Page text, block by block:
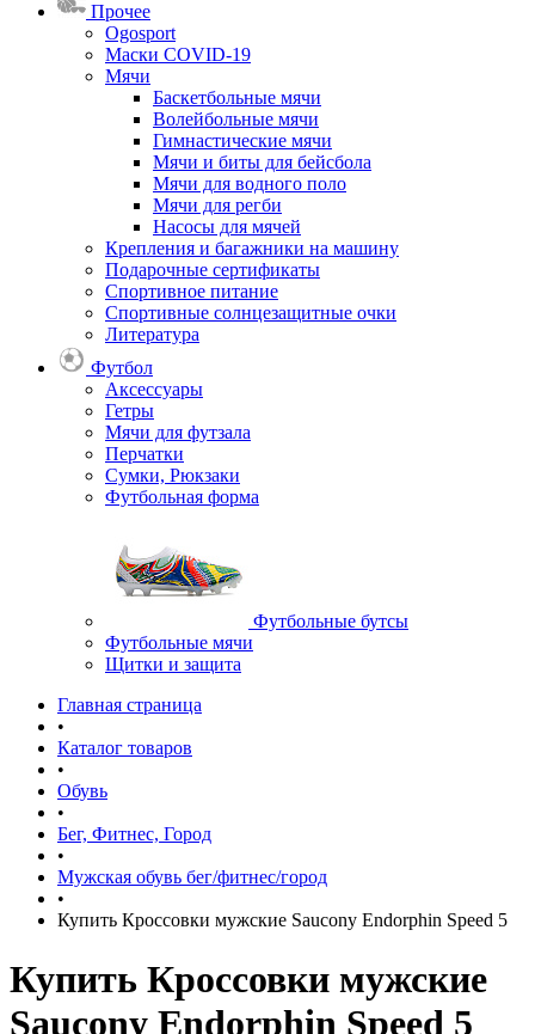
Прочее
Ogosport
Маски COVID-19
Мячи
Баскетбольные мячи
Волейбольные мячи
Гимнастические мячи
Мячи и биты для бейсбола
Мячи для водного поло
Мячи для регби
Насосы для мячей
Крепления и багажники на машину
Подарочные сертификаты
Спортивное питание
Спортивные солнцезащитные очки
Литература
Футбол
Аксессуары
Гетры
Мячи для футзала
Перчатки
Сумки, Рюкзаки
Футбольная форма
Футбольные бутсы
Футбольные мячи
Щитки и защита
Главная страница
•
Каталог товаров
•
Обувь
•
Бег, Фитнес, Город
•
Мужская обувь бег/фитнес/город
•
Купить Кроссовки мужские Saucony Endorphin Speed 5
Купить Кроссовки мужские
Saucony Endorphin Speed 5